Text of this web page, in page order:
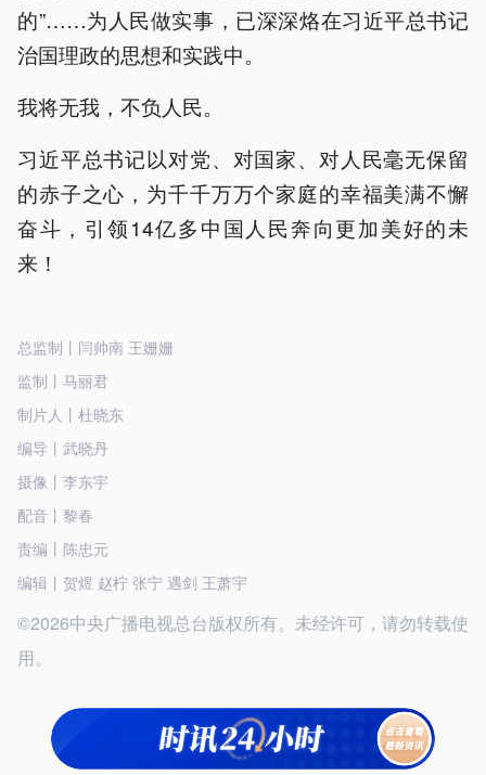
的”……为人民做实事，已深深烙在习近平总书记
治国理政的思想和实践中。
我将无我，不负人民。
习近平总书记以对党、对国家、对人民毫无保留
的赤子之心，为千千万万个家庭的幸福美满不懈
奋斗，引领14亿多中国人民奔向更加美好的未
来！
总监制丨闫帅南 王姗姗
监制丨马丽君
制片人丨杜晓东
编导丨武晓丹
摄像丨李东宇
配音丨黎春
责编丨陈忠元
编辑丨贺煜 赵柠 张宁 遇剑 王萧宇
©2026中央广播电视总台版权所有。未经许可，请勿转载使
用。